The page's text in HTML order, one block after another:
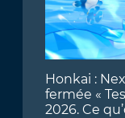
Honkai :
fermée «
2026. Ce